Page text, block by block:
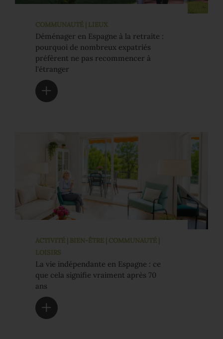
COMMUNAUTÉ | LIEUX
Déménager en Espagne à la retraite :
pourquoi de nombreux expatriés
préfèrent ne pas recommencer à
l'étranger
ACTIVITÉ | BIEN-ÊTRE | COMMUNAUTÉ |
LOISIRS
La vie indépendante en Espagne : ce
que cela signifie vraiment après 70
ans